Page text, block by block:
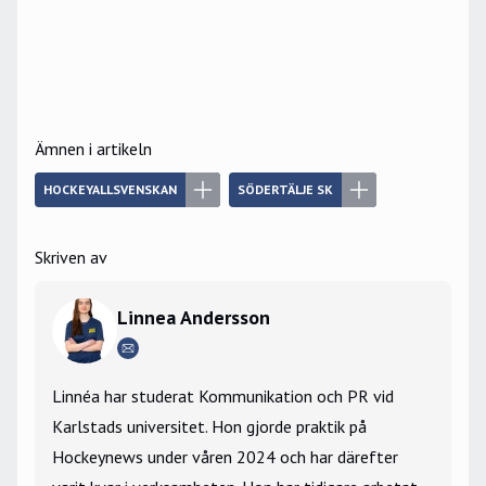
Ämnen i artikeln
HOCKEYALLSVENSKAN SÖDERTÄLJE SK
Skriven av
Linnea Andersson
Linnéa har studerat Kommunikation och PR vid
Karlstads universitet. Hon gjorde praktik på
Hockeynews under våren 2024 och har därefter